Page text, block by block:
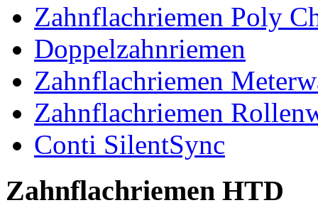
Zahnflachriemen Poly
Doppelzahnriemen
Zahnflachriemen
Zahnflachriemen
Conti SilentSync
Zahnflachriemen HTD